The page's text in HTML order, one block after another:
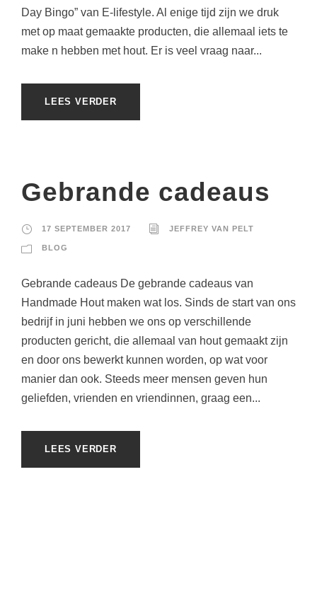
Day Bingo” van E-lifestyle. Al enige tijd zijn we druk
met op maat gemaakte producten, die allemaal iets te
make n hebben met hout. Er is veel vraag naar...
LEES VERDER
Gebrande cadeaus
17 SEPTEMBER 2017 JEFFREY VAN PELT
BLOG
Gebrande cadeaus De gebrande cadeaus van
Handmade Hout maken wat los. Sinds de start van ons
bedrijf in juni hebben we ons op verschillende
producten gericht, die allemaal van hout gemaakt zijn
en door ons bewerkt kunnen worden, op wat voor
manier dan ook. Steeds meer mensen geven hun
geliefden, vrienden en vriendinnen, graag een...
LEES VERDER